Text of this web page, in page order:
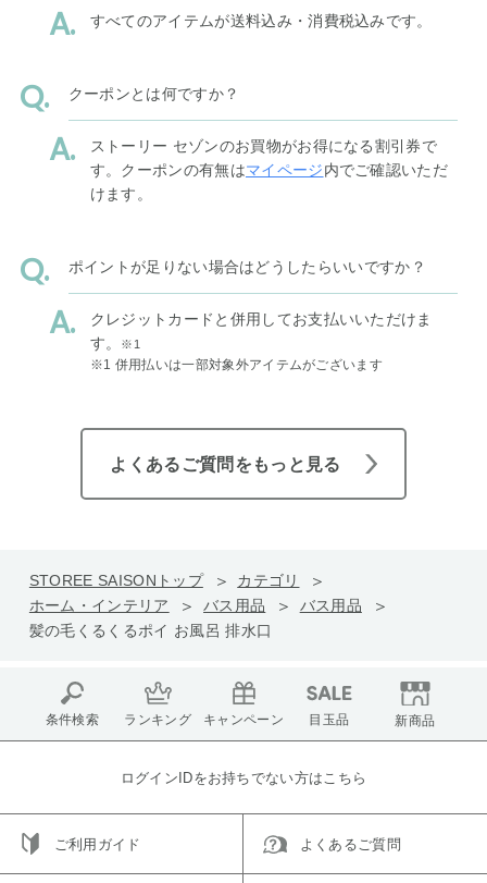
すべてのアイテムが送料込み・消費税込みです。
クーポンとは何ですか？
ストーリー セゾンのお買物がお得になる割引券で
す。クーポンの有無はマイページ内でご確認いただ
けます。
ポイントが足りない場合はどうしたらいいですか？
クレジットカードと併用してお支払いいただけま
す。
※1
※1 併用払いは一部対象外アイテムがございます
よくあるご質問をもっと見る
STOREE SAISONトップ
カテゴリ
ホーム・インテリア
バス用品
バス用品
髪の毛くるくるポイ お風呂 排水口
条件検索 ランキング キャンペーン 目玉品 新商品
ログインIDをお持ちでない方はこちら
ご利用ガイド よくあるご質問